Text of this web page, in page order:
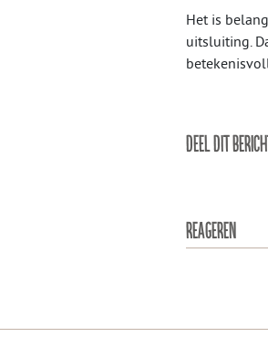
Het is
uitsluiting.
DEEL DIT
REAGEREN